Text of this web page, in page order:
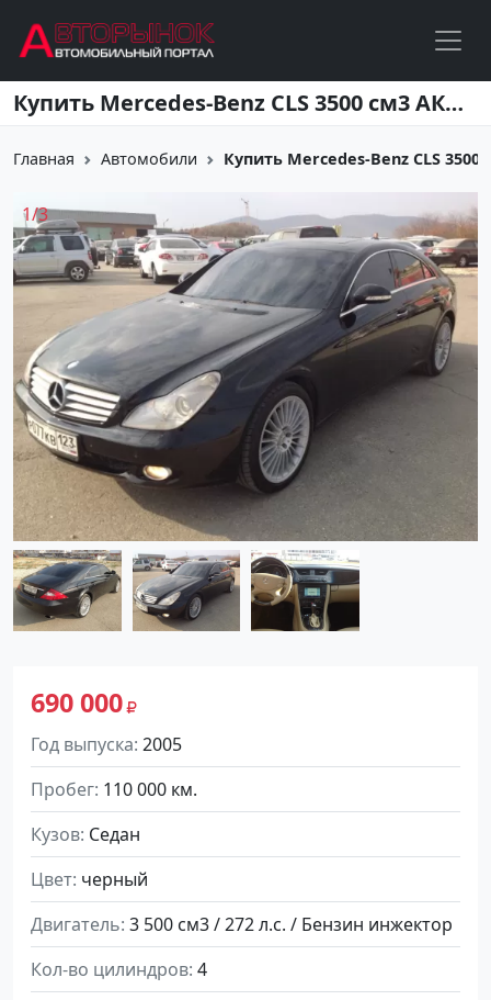
Перейти к основному содержанию Купить Mercedes-Benz CLS 3500 см3 АКПП (272 л.с.) Бензин инжектор в Новороссийск: цвет черный Седан 2005 года по цене 690000 рублей, объявление №2833 на сайте Авторынок23
Главная Автомобили Купить Mercedes-Benz CLS 3500
690 000
Год выпуска 2005
Пробег 110 000 км.
Кузов Седан
Цвет черный
Двигатель 3 500 см3 / 272 л.с. / Бензин инжектор
Кол-во цилиндров 4
1/3